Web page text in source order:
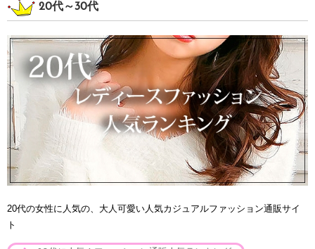
20代～30代
20代の女性に人気の、大人可愛い人気カジュアルファッション通販サイ
ト